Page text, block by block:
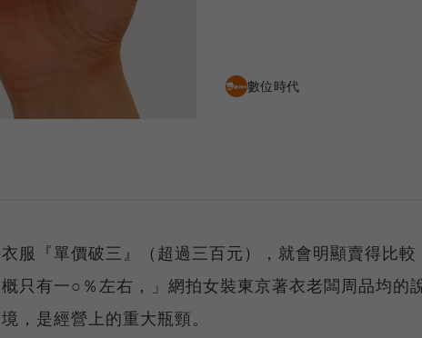
數位時代
服『單價破三』（超過三百元），就會明顯賣得比較
只有一○％左右，」網拍女裝東京著衣老闆周品均的
，是經營上的重大瓶頸。